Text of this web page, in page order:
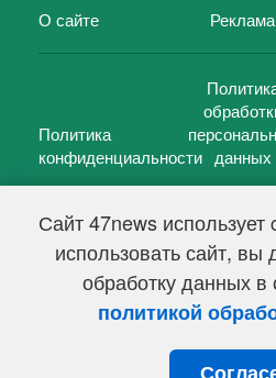
Сайт 47news
использовать сайт, вы
обработку данных в
политикой
О сайте Реклама
Политика
конфиденциальности данных
47 новостей (47 news)2005 — 2026
Свидетельство о регистрации СМИ
Федеральной службой по надзору в
информационных технологий и